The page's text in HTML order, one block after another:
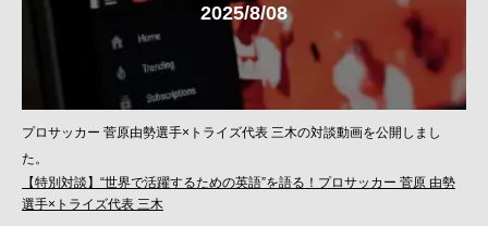
2025/8/08
プロサッカー 菅原由勢選手×トライズ代表 三木の対談動画を公開しまし
た。
【特別対談】“世界で活躍するための英語”を語る！プロサッカー 菅原 由勢
選手×トライズ代表 三木